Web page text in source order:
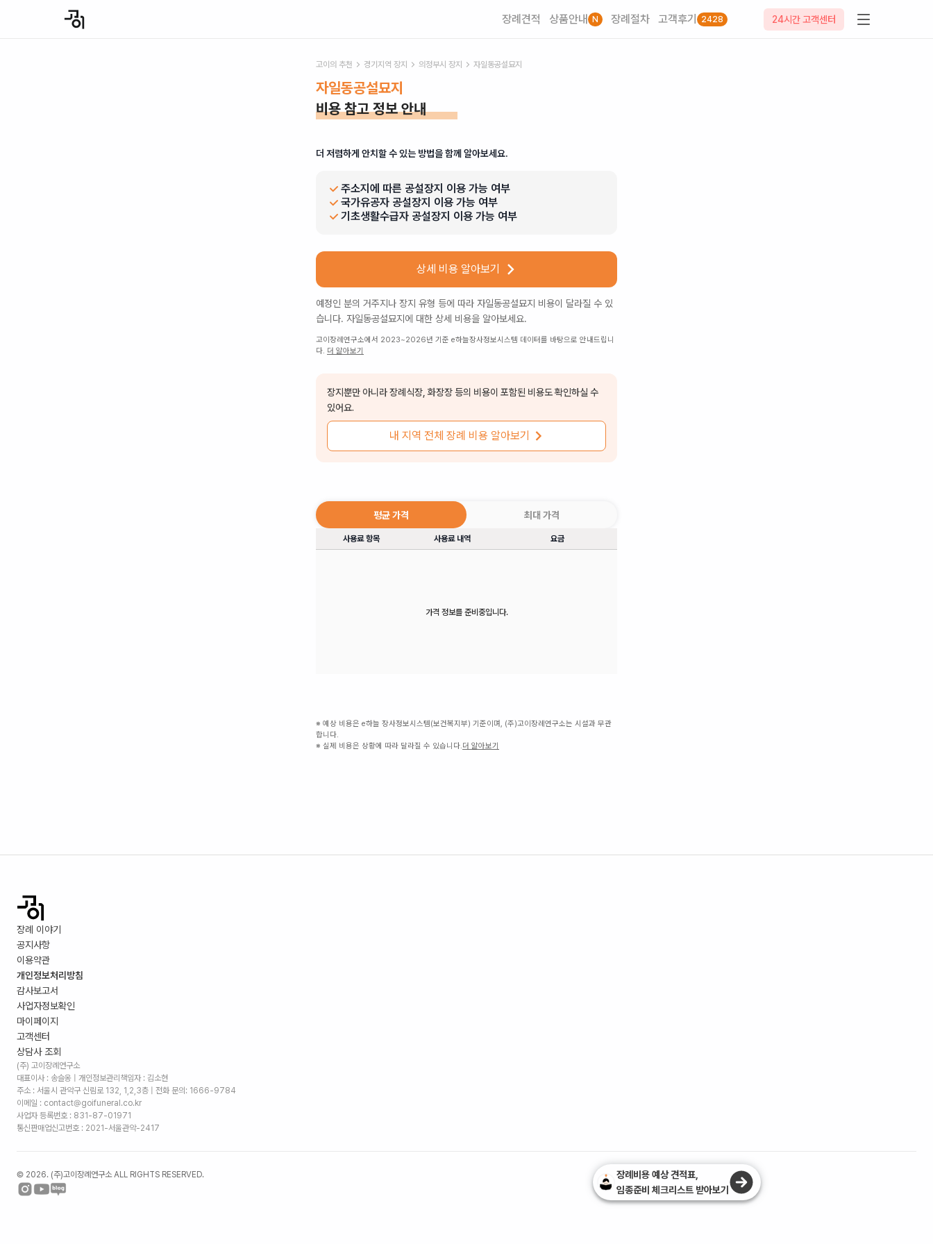
장례견적 상품안내 N 장례절차 고객후기 2428 24시간 고객센터
고이의 추천 경기 지역 장지 의정부시 장지 자일동공설묘지
자일동공설묘지
비용 참고 정보 안내
더 저렴하게 안치할 수 있는 방법을 함께 알아보세요.
주소지에 따른 공설장지 이용 가능 여부
국가유공자 공설장지 이용 가능 여부
기초생활수급자 공설장지 이용 가능 여부
상세 비용 알아보기
예정인 분의 거주지나 장지 유형 등에 따라 자일동공설묘지 비용이 달라질 수 있
습니다. 자일동공설묘지 에 대한 상세 비용을 알아보세요.
고이장례연구소에서 2023~2026년 기준 e하늘장사정보시스템 데이터를 바탕으로 안내드립니
다. 더 알아보기
장지뿐만 아니라 장례식장, 화장장 등의 비용이 포함된 비용도 확인하실 수
있어요.
내 지역 전체 장례 비용 알아보기
평균 가격 최대 가격
사용료 항목 사용료 내역 요금
가격 정보를 준비중입니다.
※ 예상 비용은 e하늘 장사정보시스템(보건복지부) 기준이며, (주)고이장례연구소는 시설과 무관
합니다.
※ 실제 비용은 상황에 따라 달라질 수 있습니다.더 알아보기
장례 이야기
공지사항
이용약관
개인정보처리방침
감사보고서
사업자정보확인
마이페이지
고객센터
상담사 조회
(주) 고이장례연구소
대표이사 : 송슬옹 | 개인정보관리책임자 : 김소현
주소 : 서울시 관악구 신림로 132, 1,2,3층 | 전화 문의: 1666-9784
이메일 : contact@goifuneral.co.kr
사업자 등록번호 : 831-87-01971
통신판매업신고번호 : 2021-서울관악-2417
© 2026. (주)고이장례연구소 ALL RIGHTS RESERVED.
장례비용 예상 견적표,
임종준비 체크리스트 받아보기